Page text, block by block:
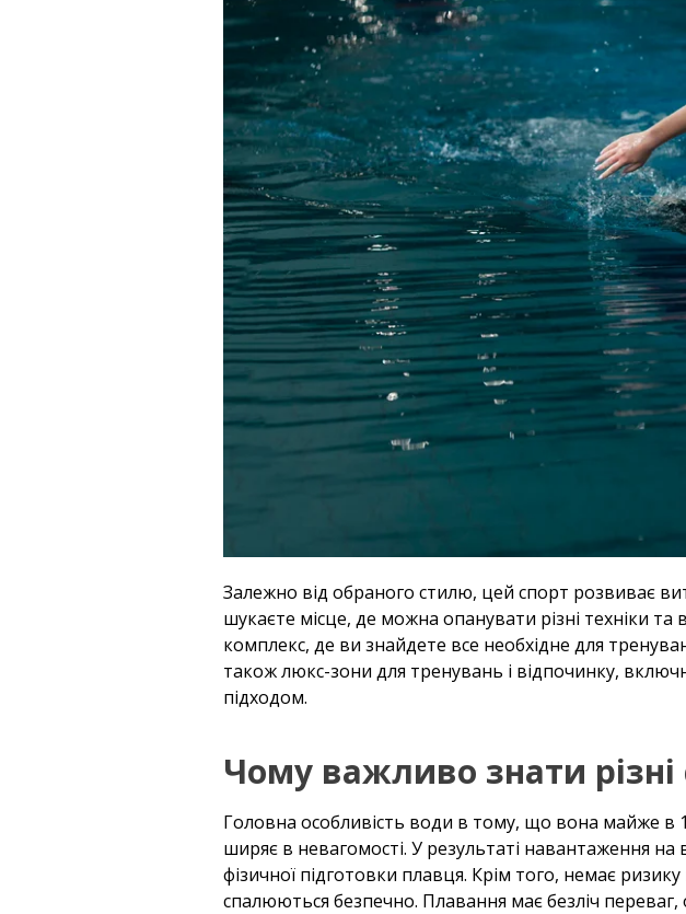
Залежно від обраного стилю, цей спорт розвиває
шукаєте місце, де можна опанувати різні техніки
комплекс, де ви знайдете все необхідне для
також люкс-зони для тренувань і відпочинку,
підходом.
Чому важливо знати різні
Головна особливість води в тому, що вона майже в
ширяє в невагомості. У результаті навантаження на
фізичної підготовки плавця. Крім того, немає
спалюються безпечно. Плавання має безліч переваг,